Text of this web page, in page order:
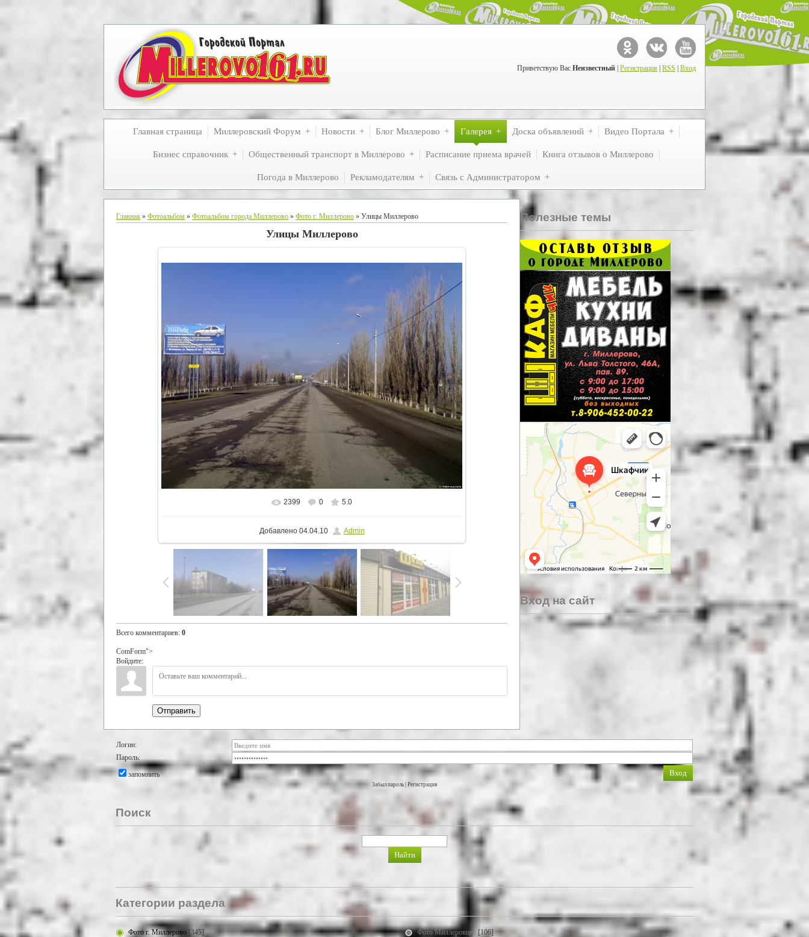
Приветствую Вас Неизвестный Регистрация RSS Вход
Главная страница Миллеровский Форум Новости Блог Миллерово Галерея Доска объявлений Видео Портала
Бизнес справочник Общественный транспорт в Миллерово Расписание приема врачей Книга отзывов о Миллерово
Погода в Миллерово Рекламодателям Связь с Администратором
Главная » Фотоальбом » Фотоальбом города Миллерово » Фото г. Миллерово » Улицы Миллерово
Улицы Миллерово
В реальном размере 1500x1125
2399 0 5.0
Добавлено04.04.10 Admin
Всего комментариев: 0
ComForm">
Войдите:
Отправить
Полезные темы
Вход на сайт
Логин:
Пароль:
запомнить
Забыл пароль Регистрация
Поиск
Категории раздела
Фото г. Миллерово [345] Фото Миллеровцев [106]